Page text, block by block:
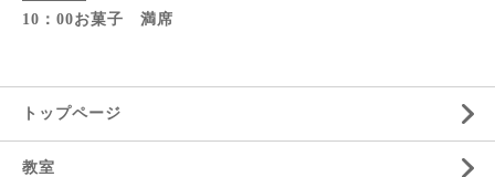
10：00お菓子 満席
トップページ
教室